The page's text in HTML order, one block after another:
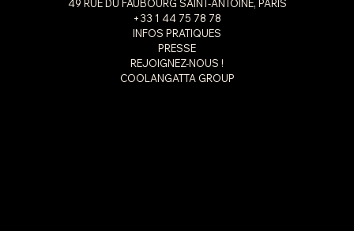
49 RUE DU FAUBOURG SAINT-ANTOINE, PARIS
+33 1 44 75 78 78
INFOS PRATIQUES
PRESSE
REJOIGNEZ-NOUS !
COOLANGATTA GROUP